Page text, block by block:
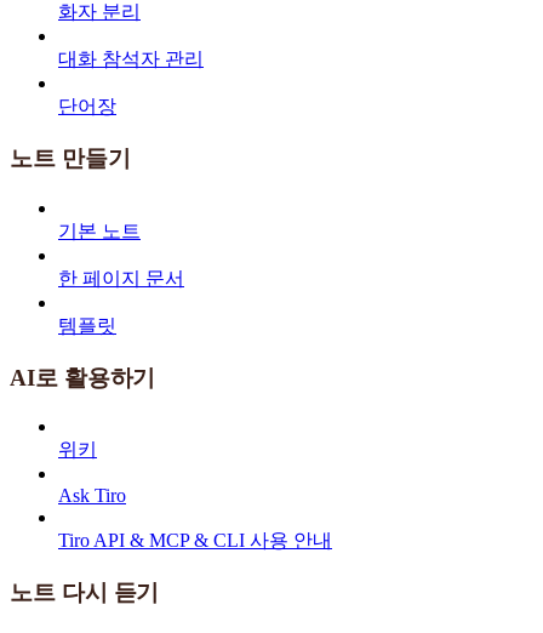
화자 분리
대화 참석자 관리
단어장
노트 만들기
기본 노트
한 페이지 문서
템플릿
AI로 활용하기
위키
Ask Tiro
Tiro API & MCP & CLI 사용 안내
노트 다시 듣기